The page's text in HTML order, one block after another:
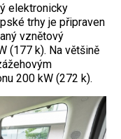
elektronicky
trhy je připraven
vznětový
(177 k). Na většině
200 kW (272 k).